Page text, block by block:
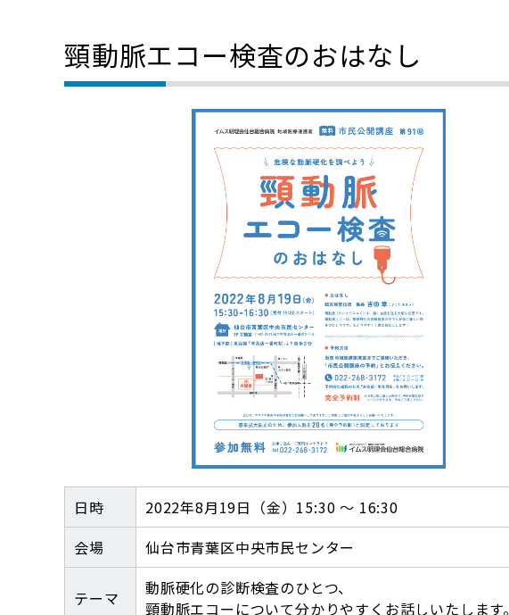
頸動脈エコー検査のおはなし
日時
2022年8月19日（金）15:30 ～ 16:30
会場
仙台市青葉区中央市民センター
テーマ
動脈硬化の診断検査のひとつ、
頸動脈エコーについて分かりやすくお話しいたします。